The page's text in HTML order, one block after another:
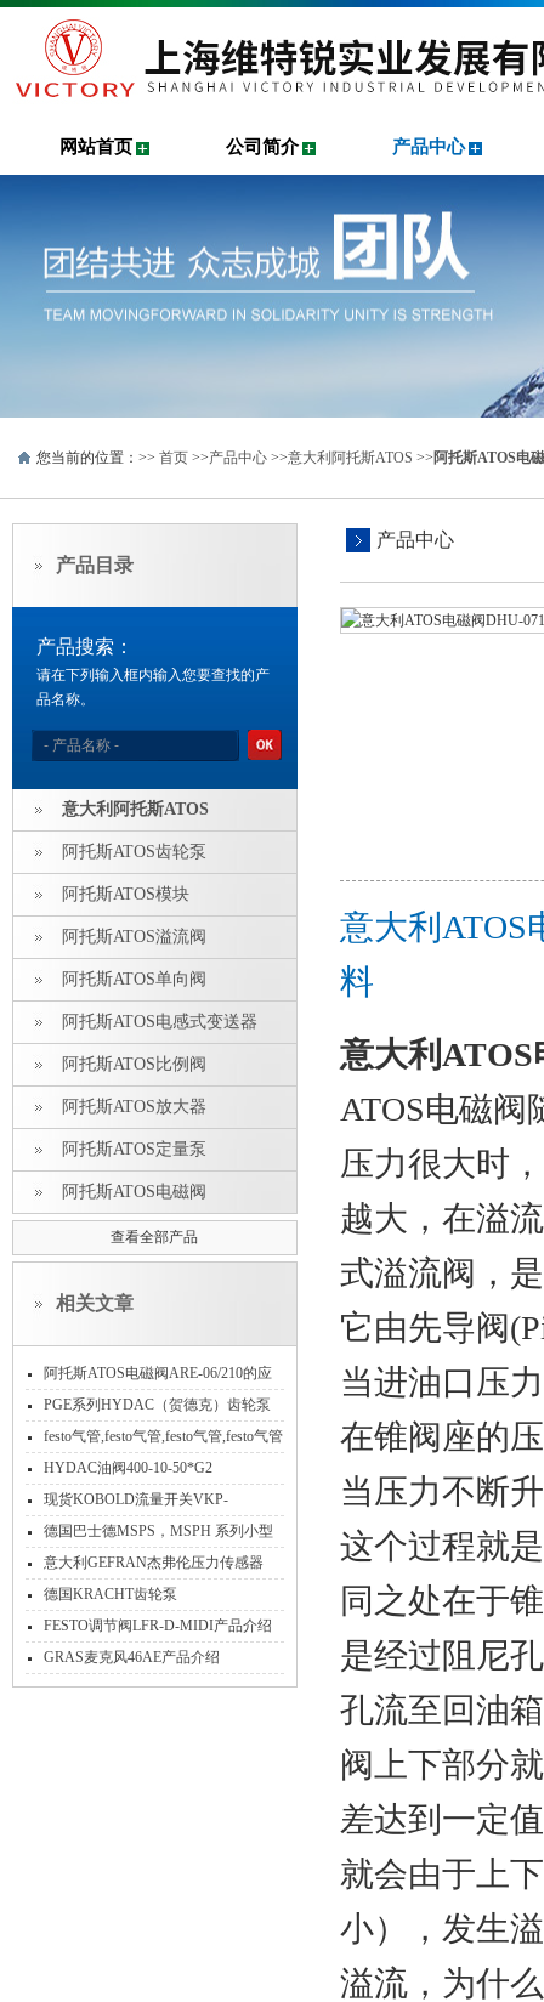
网站首页 公司简介 产品中心
您当前的位置：>> 首页 >>产品中心 >>意大利阿托斯ATOS >> 阿托斯ATOS电
产品目录
产品搜索：
请在下列输入框内输入您要查找的产
品名称。
意大利阿托斯ATOS
阿托斯ATOS齿轮泵
阿托斯ATOS模块
阿托斯ATOS溢流阀
阿托斯ATOS单向阀
阿托斯ATOS电感式变送器
阿托斯ATOS比例阀
阿托斯ATOS放大器
阿托斯ATOS定量泵
阿托斯ATOS电磁阀
查看全部产品
相关文章
阿托斯ATOS电磁阀ARE-06/210的应
用
PGE系列HYDAC（贺德克）齿轮泵
festo气管,festo气管,festo气管,festo气管
PUN-10*1.5,PUN-12*2全系列*
HYDAC油阀400-10-50*G2
P460NH/NBR参数
现货KOBOLD流量开关VKP-
2075AG3S功能范围内部结构特性
德国巴士德MSPS，MSPH 系列小型
通用压力开关产品介绍
意大利GEFRAN杰弗伦压力传感器
PS11-1-E-0-103参数介绍
德国KRACHT齿轮泵
KP1/4G10AKOA4NL1常见的故障现
象
FESTO调节阀LFR-D-MIDI产品介绍
GRAS麦克风46AE产品介绍
产品中心
意大利ATOS
料
意大利ATOS
ATOS电磁
压力很大时
越大，在溢
式溢流阀，
它由先导阀
当进油口压
在锥阀座的
当压力不断
这个过程就
同之处在于
是经过阻尼
孔流至回油
阀上下部分
差达到一定
就会由于上
小），发生
溢流，为什